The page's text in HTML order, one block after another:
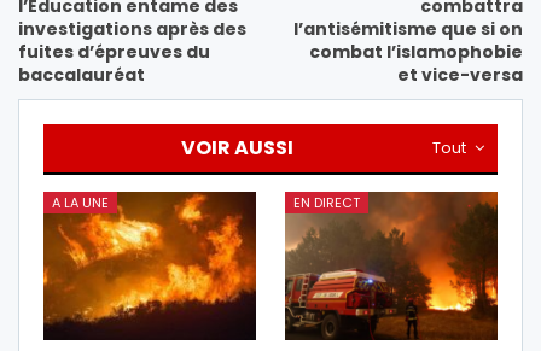
l’Education entame des
investigations après des
fuites d’épreuves du
baccalauréat
combattra
l’antisémitisme que si on
combat l’islamophobie
et vice-versa
Tout
VOIR AUSSI
A LA UNE EN DIRECT